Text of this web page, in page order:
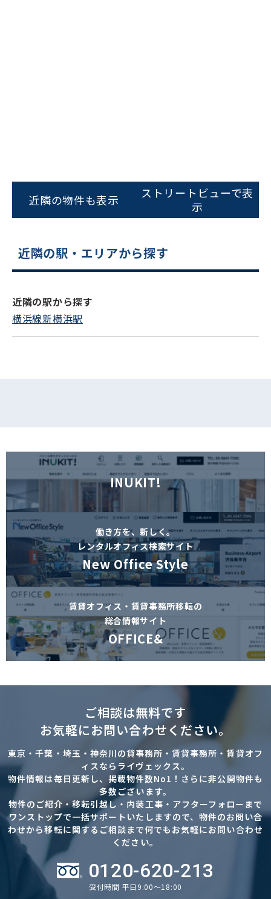
スムーズにご案内できます
0120-620-213
電話でお問い合わせ
近隣の物件も表示
ストリートビューで表
示
近隣の駅・エリアから探す
近隣の駅から探す
横浜線新横浜駅
INUKIT!
働き方を、新しく。
レンタルオフィス検索サイト
New Office Style
賃貸オフィス・賃貸事務所移転の
総合情報サイト
OFFICE&
ご相談は無料です
お気軽にお問い合わせください。
東京・千葉・埼玉・神奈川の貸事務所・賃貸事務所・賃貸オフ
ィスならライヴェックス。
物件情報は毎日更新し、掲載物件数No1！さらに非公開物件も
多数ございます。
物件のご紹介・移転引越し・内装工事・アフターフォローまで
ワンストップで一括サポートいたしますので、物件のお問い合
わせから移転に関するご相談まで何でもお気軽にお問い合わせ
ください。
0120-620-213
受付時間 平日9:00～18:00